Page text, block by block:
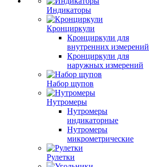
Индикаторы
Кронциркули
Кронциркули для
внутренних измерений
Кронциркули для
наружных измерений
Набор щупов
Нутромеры
Нутромеры
индикаторные
Нутромеры
микрометрические
Рулетки